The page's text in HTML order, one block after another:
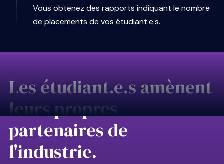
Vous obtenez des rapports indiquant le nombre
de placements de vos étudiant.e.s.
Les étudiant.e.s amènent
leurs propres
partenaires de
l'industrie.